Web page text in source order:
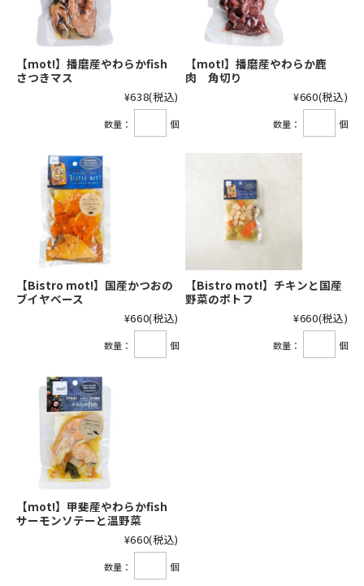
【mot!】播磨産やわらかfish
さつきマス
¥638(税込)
数量： 個
【mot!】播磨産やわらか鹿
肉 角切り
¥660(税込)
数量： 個
【Bistro mot!】国産かつおの
ブイヤベース
¥660(税込)
数量： 個
【Bistro mot!】チキンと国産
野菜のポトフ
¥660(税込)
数量： 個
【mot!】甲斐産やわらかfish
サーモンソテーと温野菜
¥660(税込)
数量： 個